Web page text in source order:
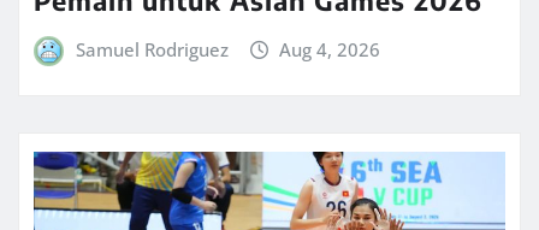
Samuel Rodriguez Aug 4, 2026